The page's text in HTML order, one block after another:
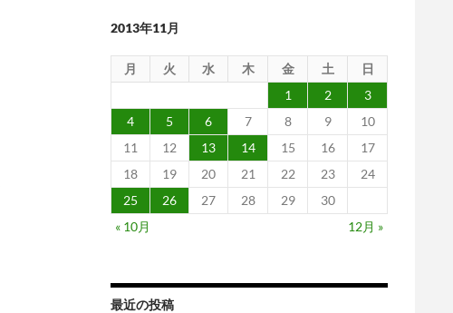
2013年11月
月 火 水 木 金 土
日
1
2
3
4
5 6 7 8 9
10
11
12 13 14 15 16
17
18
19 20 21 22 23
24
25
26 27 28 29
30
« 10月
12月 »
最近の投稿